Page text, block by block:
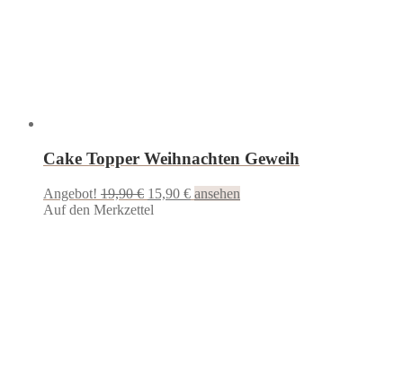
Cake Topper Weihnachten Geweih
Angebot! 19,90€ Ursprünglicher
Preis
15,90 €Aktueller
ansehen
Auf den Merkzettel